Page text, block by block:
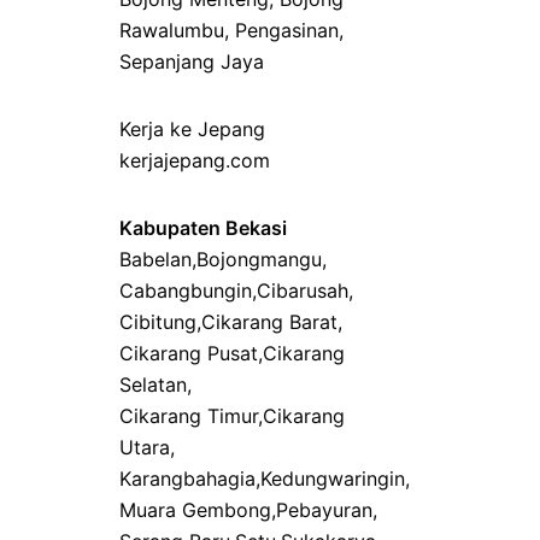
Rawalumbu, Pengasinan,
Sepanjang Jaya
Kerja ke Jepang
kerjajepang.com
Kabupaten Bekasi
Babelan,Bojongmangu,
Cabangbungin,Cibarusah,
Cibitung,Cikarang Barat,
Cikarang Pusat,Cikarang
Selatan,
Cikarang Timur,Cikarang
Utara,
Karangbahagia,Kedungwaringin,
Muara Gembong,Pebayuran,